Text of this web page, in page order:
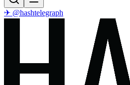
✈ @hashtelegraph